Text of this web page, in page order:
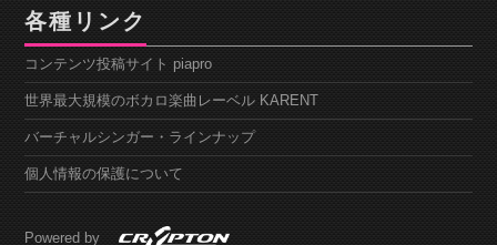
各種リンク
コンテンツ投稿サイト piapro
世界最大規模のボカロ楽曲レーベル KARENT
バーチャルシンガー・ラインナップ
個人情報の保護について
Powered by